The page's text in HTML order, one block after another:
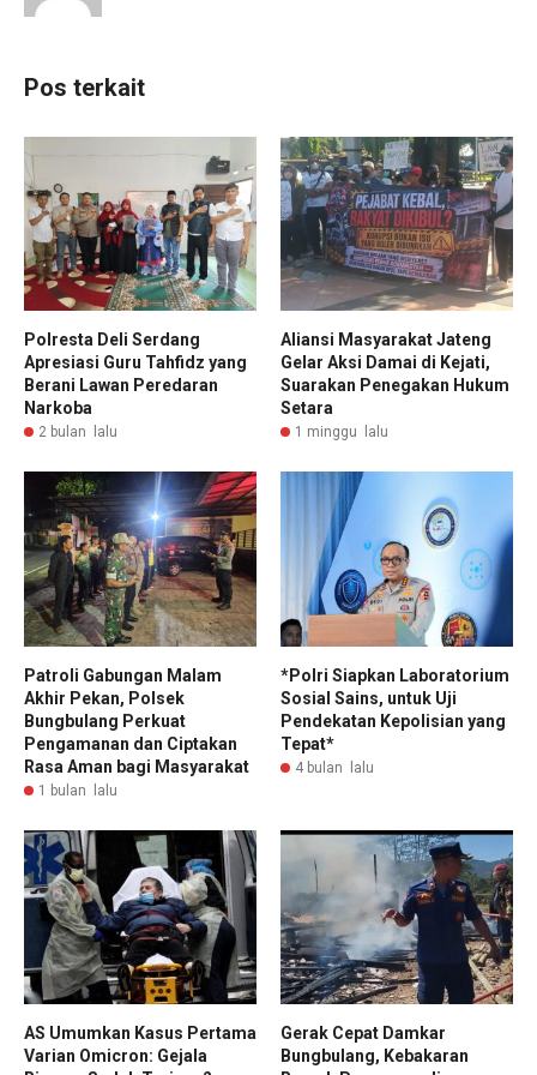
Pos terkait
Polresta Deli Serdang
Apresiasi Guru Tahfidz yang
Berani Lawan Peredaran
Narkoba
2 bulan lalu
Aliansi Masyarakat Jateng
Gelar Aksi Damai di Kejati,
Suarakan Penegakan Hukum
Setara
1 minggu lalu
Patroli Gabungan Malam
Akhir Pekan, Polsek
Bungbulang Perkuat
Pengamanan dan Ciptakan
Rasa Aman bagi Masyarakat
1 bulan lalu
*Polri Siapkan Laboratorium
Sosial Sains, untuk Uji
Pendekatan Kepolisian yang
Tepat*
4 bulan lalu
AS Umumkan Kasus Pertama
Varian Omicron: Gejala
Gerak Cepat Damkar
Bungbulang, Kebakaran